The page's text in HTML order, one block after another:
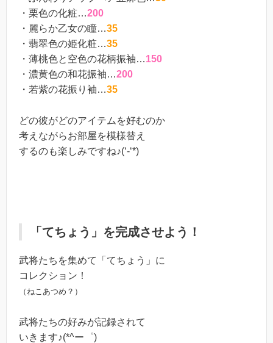
・栗色の化粧…200
・麗らか乙女の瞳…35
・翡翠色の姫化粧…35
・薄桃色と空色の花柄振袖…150
・濃黄色の和花振袖…200
・若紫の花振り袖…35
どの彼がどのアイテムを好むのか
考えながらお部屋を模様替え
するのも楽しみですね♪(‘-‘*)
「てちょう」を完成させよう！
武将たちを集めて「てちょう」に
コレクション！
（ねこあつめ？）
武将たちの好みが記録されて
いきます♪(*^ー゜)